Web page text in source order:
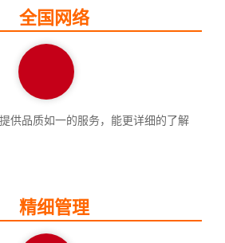
全国网络
供品质如一的服务，能更详细的了解
精细管理